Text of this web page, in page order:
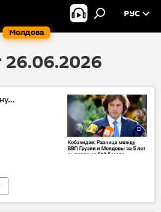
Молдова
РУС